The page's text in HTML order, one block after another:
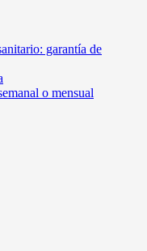
garantía de
o mensual